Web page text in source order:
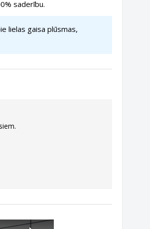
saderību.
lielas gaisa plūsmas,